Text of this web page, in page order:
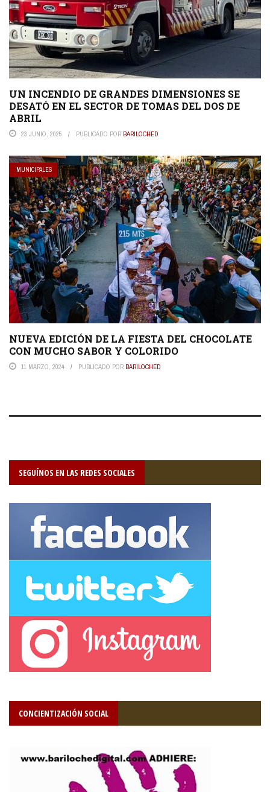
UN INCENDIO DE GRANDES DIMENSIONES SE
DESATÓ EN EL SECTOR DE TOMAS DEL DOS DE
ABRIL
23 JUNIO, 2025 PUBLICADO POR BARILOCHED
MUNICIPALES
NUEVA EDICIÓN DE LA FIESTA DEL CHOCOLATE
CON MUCHO SABOR Y COLORIDO
11 MARZO, 2024 PUBLICADO POR BARILOCHED
SEGUÍNOS EN LAS REDES SOCIALES
CONCIENTIZACIÓN SOCIAL